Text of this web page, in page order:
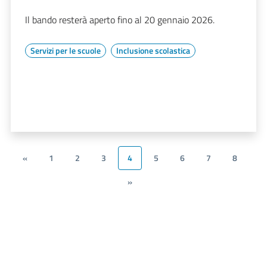
Il bando resterà aperto fino al 20 gennaio 2026.
Servizi per le scuole Inclusione scolastica
« 1 2 3 4 5 6 7
8
»